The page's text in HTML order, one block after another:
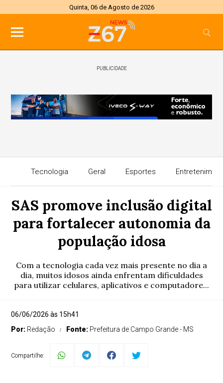
Quinta, 06 de Agosto de 2026
PUBLICIDADE
Tecnologia Geral Esportes
SAS promove inclusão digital
para fortalecer autonomia da
população idosa
Com a tecnologia cada vez mais presente no dia a
dia, muitos idosos ainda enfrentam dificuldades
para utilizar celulares, aplicativos e computadore...
06/06/2026 às 15h41
Por: Redação Fonte: Prefeitura de Campo Grande - MS
Compartilhe: